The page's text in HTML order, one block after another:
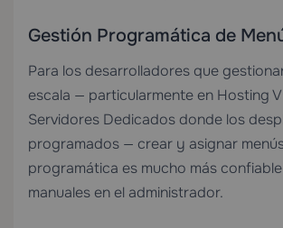
Gestión Programática de
Para los desarrolladores que
escala — particularmente en Hosting
Servidores Dedicados donde los
programados — crear y asignar
programática es mucho más
manuales en el administrador.